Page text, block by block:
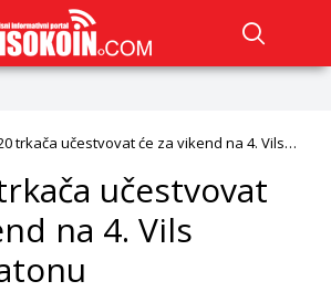
trkača učestvovat će za vikend na 4. Vils
učestvovat
na 4. Vils